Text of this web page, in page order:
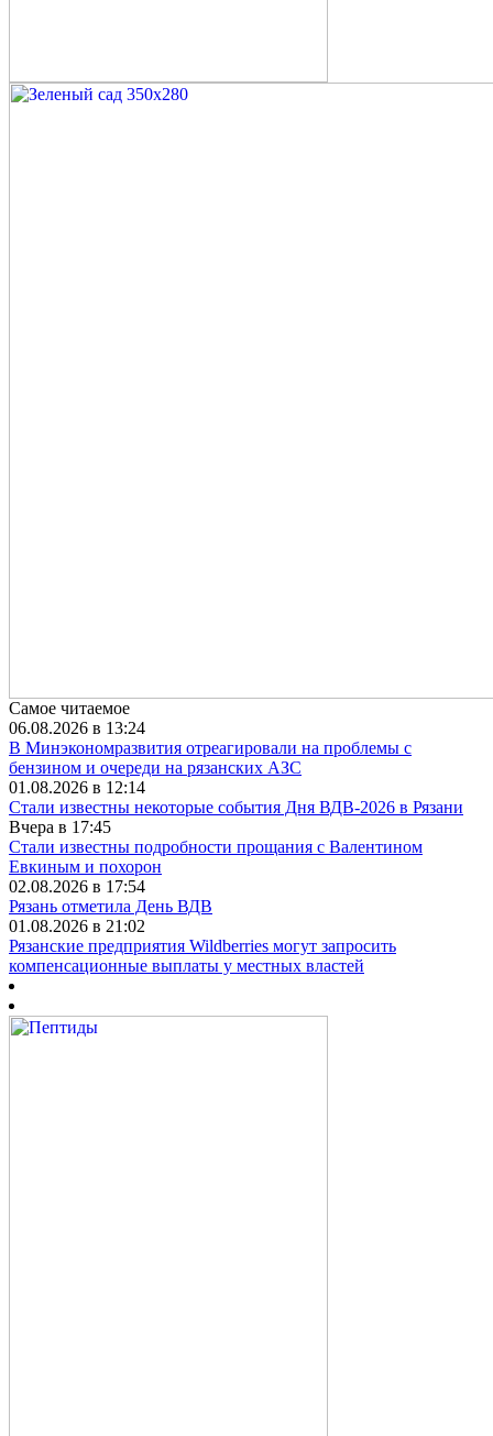
Самое читаемое
06.08.2026 в 13:24
В Минэкономразвития отреагировали на проблемы с
бензином и очереди на рязанских АЗС
01.08.2026 в 12:14
Стали известны некоторые события Дня ВДВ-2026 в Рязани
Вчера в 17:45
Стали известны подробности прощания с Валентином
Евкиным и похорон
02.08.2026 в 17:54
Рязань отметила День ВДВ
01.08.2026 в 21:02
Рязанские предприятия Wildberries могут запросить
компенсационные выплаты у местных властей